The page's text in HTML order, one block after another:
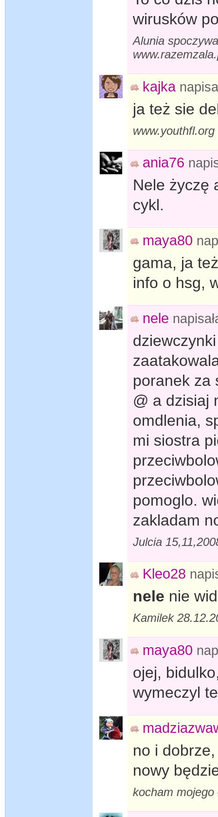
wirusków
Alunia
kajka
ja też sie
www.youthfl.org
ania76
Nele życzę
cykl.
maya80
gama, ja
info o hsg,
nele
poranek za
@ a dzisiaj
omdlenia,
mi siostra
pomoglo.
zakladam
Julcia
Kleo28
nele nie
Kamilek
maya80
ojej,
wymeczyl
no i
nowy
kocham